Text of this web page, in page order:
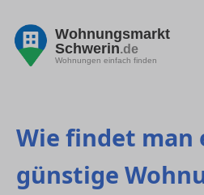
Wohnungsmarkt
Schwerin.de
Wohnungen einfach finden
Wie findet man
günstige